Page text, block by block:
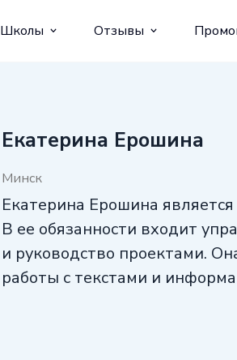
Школы Отзывы
Екатерина Ерошина
Минск
Екатерина Ерошина
В ее обязанности входит
и руководство проектами.
работы с текстами и